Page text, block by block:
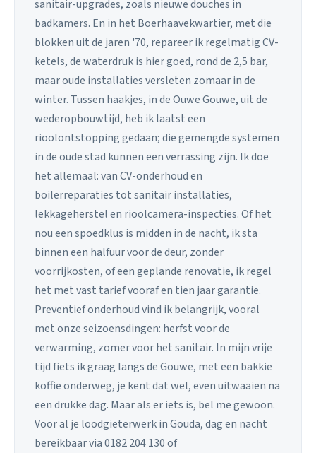
sanitair-upgrades, zoals nieuwe douches in
badkamers. En in het Boerhaavekwartier, met die
blokken uit de jaren '70, repareer ik regelmatig CV-
ketels, de waterdruk is hier goed, rond de 2,5 bar,
maar oude installaties versleten zomaar in de
winter. Tussen haakjes, in de Ouwe Gouwe, uit de
wederopbouwtijd, heb ik laatst een
rioolontstopping gedaan; die gemengde systemen
in de oude stad kunnen een verrassing zijn. Ik doe
het allemaal: van CV-onderhoud en
boilerreparaties tot sanitair installaties,
lekkageherstel en rioolcamera-inspecties. Of het
nou een spoedklus is midden in de nacht, ik sta
binnen een halfuur voor de deur, zonder
voorrijkosten, of een geplande renovatie, ik regel
het met vast tarief vooraf en tien jaar garantie.
Preventief onderhoud vind ik belangrijk, vooral
met onze seizoensdingen: herfst voor de
verwarming, zomer voor het sanitair. In mijn vrije
tijd fiets ik graag langs de Gouwe, met een bakkie
koffie onderweg, je kent dat wel, even uitwaaien na
een drukke dag. Maar als er iets is, bel me gewoon.
Voor al je loodgieterwerk in Gouda, dag en nacht
bereikbaar via 0182 204 130 of